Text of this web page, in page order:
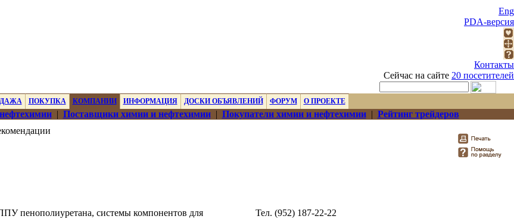
Eng
PDA-версия
Контакты
Сейчас на сайте 20 посетителей
ПОКУПКА КОМПАНИИ ИНФОРМАЦИЯ ДОСКИ ОБЪЯВЛЕНИЙ ФОРУМ О ПРОЕКТЕ
| Поставщики химии и нефтехимии| Покупатели химии и нефтехимии| Рейтинг трейдеров
пенополиуретана, системы компонентов для
Тел. (952) 187-22-22